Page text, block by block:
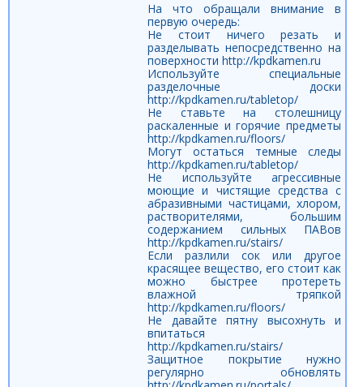
На что обращали внимание в
первую очередь:
Не стоит ничего резать и
разделывать непосредственно на
поверхности http://kpdkamen.ru
Используйте специальные
разделочные доски
http://kpdkamen.ru/tabletop/
Не ставьте на столешницу
раскаленные и горячие предметы
http://kpdkamen.ru/floors/
Могут остаться темные следы
http://kpdkamen.ru/tabletop/
Не используйте агрессивные
моющие и чистящие средства с
абразивными частицами, хлором,
растворителями, большим
содержанием сильных ПАВов
http://kpdkamen.ru/stairs/
Если разлили сок или другое
красящее вещество, его стоит как
можно быстрее протереть
влажной тряпкой
http://kpdkamen.ru/floors/
Не давайте пятну высохнуть и
впитаться
http://kpdkamen.ru/stairs/
Защитное покрытие нужно
регулярно обновлять